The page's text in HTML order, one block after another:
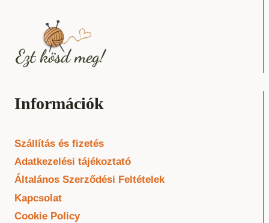
Információk
Szállítás és fizetés
Adatkezelési tájékoztató
Általános Szerződési Feltételek
Kapcsolat
Cookie Policy